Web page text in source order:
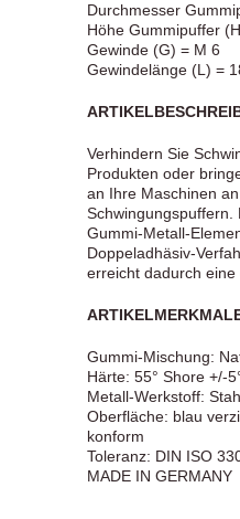
Durchmesser
Höhe Gummipuffer
Gewinde (G) = M 6
Gewindelänge (L) =
Verhindern Sie
Produkten oder
an Ihre Maschinen
Schwingungspuffern.
Gummi-Metall-
Doppeladhäsiv-
erreicht dadurch
Gummi-Mischung:
Härte: 55° Shore +/-
Metall-Werkstoff:
Oberfläche: blau
konform
Toleranz: DIN ISO
MADE IN GERMANY